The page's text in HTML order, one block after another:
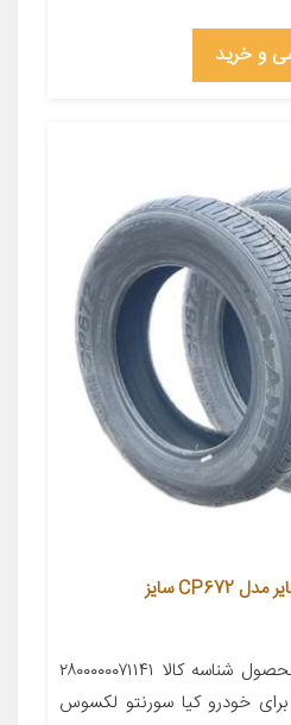
و خرید
لاستیک خودرو جی پلنت تایر مدل CP672 سایز
معرفی محصول جزئیات محصول شناسه کالا ۲۸۰۰۰۰۰۰۷۱۱۴۱
مناسب برای خودرو کیا سورنتو لکسوس